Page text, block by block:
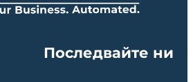
Последвайте ни